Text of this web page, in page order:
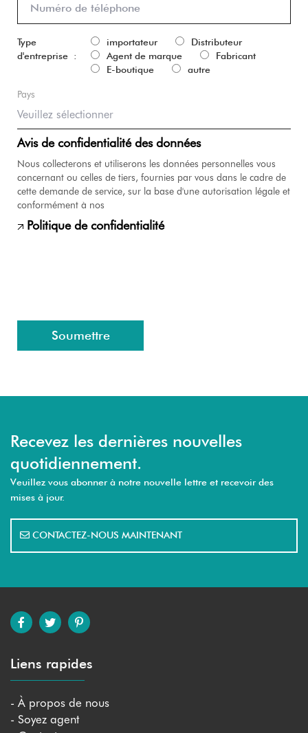
Type
d'entreprise :
importateur
Distributeur
Agent de marque
Fabricant
E-boutique
autre
Pays
Avis de confidentialité des données
Nous collecterons et utiliserons les données personnelles vous
concernant ou celles de tiers, fournies par vous dans le cadre de
cette demande de service, sur la base d'une autorisation légale et
conformément à nos
Politique de confidentialité
Soumettre
Recevez les dernières nouvelles
quotidiennement.
Veuillez vous abonner à notre nouvelle lettre et recevoir des
mises à jour.
CONTACTEZ-NOUS MAINTENANT
Liens rapides
- À propos de nous
- Soyez agent